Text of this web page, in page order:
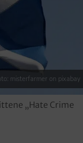
misterfarmer on pixabay
„Hate Crime